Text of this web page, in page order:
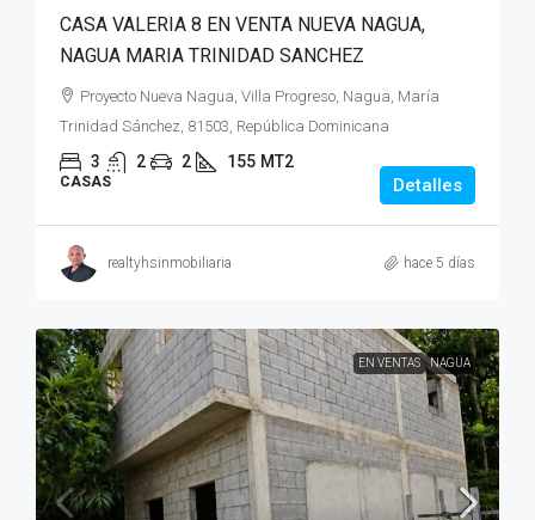
CASA VALERIA 8 EN VENTA NUEVA NAGUA,
NAGUA MARIA TRINIDAD SANCHEZ
Proyecto Nueva Nagua, Villa Progreso, Nagua, María
Trinidad Sánchez, 81503, República Dominicana
3 2 2 155 MT2
CASAS Detalles
realtyhsinmobiliaria hace 5 días
EN VENTAS NAGUA